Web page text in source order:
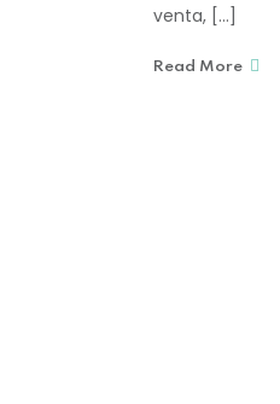
venta, […]
Read More